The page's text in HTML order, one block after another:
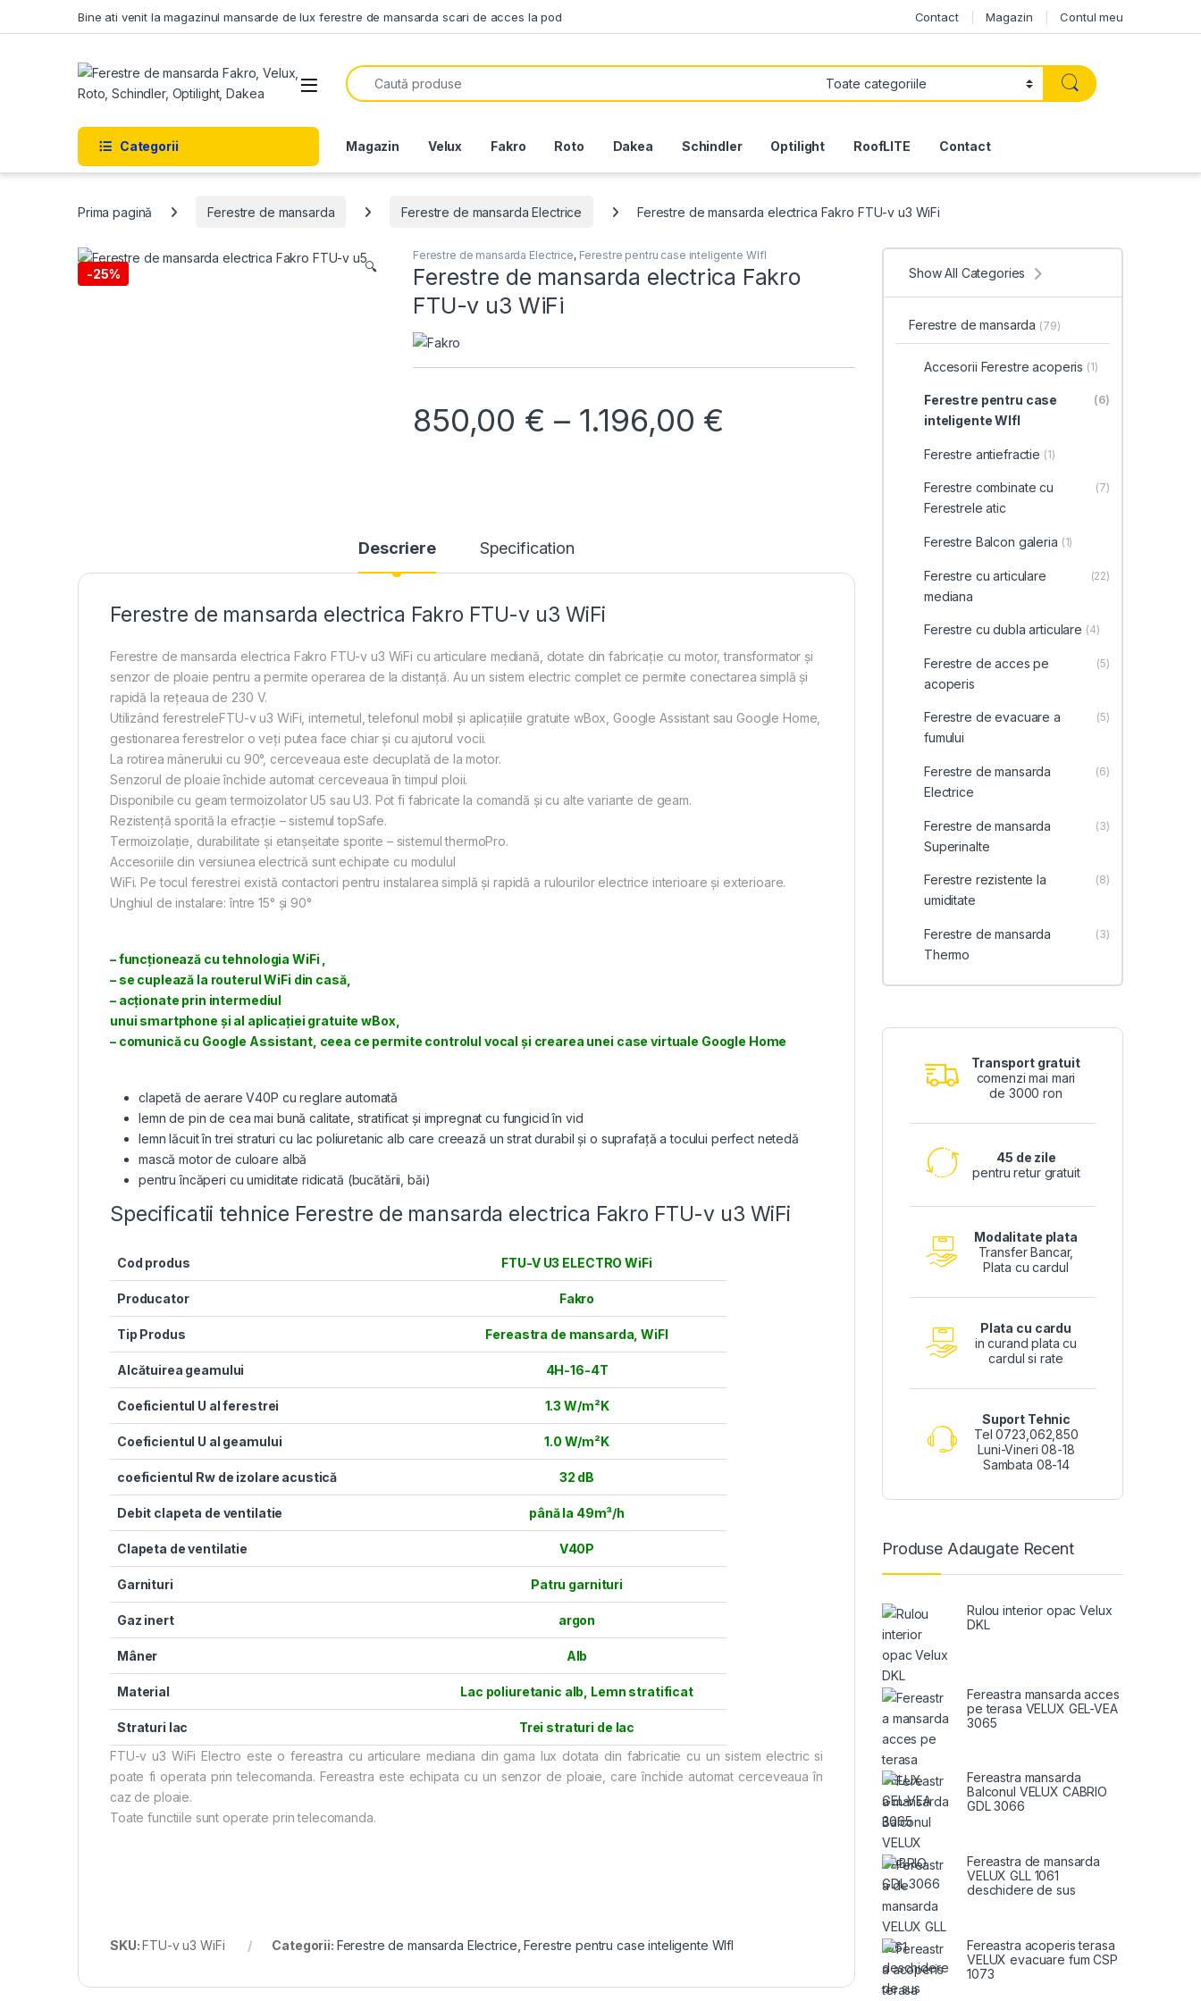
Bine ati venit la magazinul mansarde de lux ferestre de mansarda scari de acces la pod Contact Magazin Contul meu
Open
Search for:
Categorii Magazin Velux Fakro Roto Dakea Schindler Optilight RoofLITE Contact
Prima pagină Ferestre de mansarda Ferestre de mansarda Electrice Ferestre de mansarda electrica Fakro FTU-v u3 WiFi
-25% 🔍
Ferestre de mansarda Electrice, Ferestre pentru case inteligente WIfI
Ferestre de mansarda electrica Fakro
FTU-v u3 WiFi
850,00 € – 1.196,00 € Interval de prețuri: 850,00 €
Descriere Specification
Ferestre de mansarda electrica Fakro FTU-v u3 WiFi
Ferestre de mansarda electrica Fakro FTU-v u3 WiFi cu articulare mediană, dotate din fabricaţie cu motor, transformator şi
senzor de ploaie pentru a permite operarea de la distanţă. Au un sistem electric complet ce permite conectarea simplă şi
rapidă la reţeaua de 230 V.
Utilizând ferestreleFTU-v u3 WiFi, internetul, telefonul mobil și aplicațiile gratuite wBox, Google Assistant sau Google Home,
gestionarea ferestrelor o veți putea face chiar și cu ajutorul vocii.
La rotirea mânerului cu 90°, cerceveaua este decuplată de la motor.
Senzorul de ploaie închide automat cerceveaua în timpul ploii.
Disponibile cu geam termoizolator U5 sau U3. Pot fi fabricate la comandă şi cu alte variante de geam.
Rezistenţă sporită la efracţie – sistemul topSafe.
Termoizolaţie, durabilitate și etanșeitate sporite – sistemul thermoPro.
Accesoriile din versiunea electrică sunt echipate cu modulul
WiFi. Pe tocul ferestrei există contactori pentru instalarea simplă şi rapidă a rulourilor electrice interioare şi exterioare.
Unghiul de instalare: între 15° şi 90°
– funcţionează cu tehnologia WiFi ,
– se cuplează la routerul WiFi din casă,
– acţionate prin intermediul
unui smartphone și al aplicaţiei gratuite wBox,
– comunică cu Google Assistant, ceea ce permite controlul vocal și crearea unei case virtuale Google Home
clapetă de aerare V40P cu reglare automată
lemn de pin de cea mai bună calitate, stratificat și impregnat cu fungicid în vid
lemn lăcuit în trei straturi cu lac poliuretanic alb care creează un strat durabil și o suprafață a tocului perfect netedă
mască motor de culoare albă
pentru încăperi cu umiditate ridicată (bucătării, băi)
Specificatii tehnice Ferestre de mansarda electrica Fakro FTU-v u3 WiFi
Cod produs FTU-V U3 ELECTRO WiFi
Producator Fakro
Tip Produs Fereastra de mansarda ,WiFI
Alcătuirea geamului 4H-16-4T
Coeficientul U al ferestrei 1.3 W/m²K
Coeficientul U al geamului 1.0 W/m²K
coeficientul Rw de izolare acustică 32 dB
Debit clapeta de ventilatie până la 49m³/h
Clapeta de ventilatie V40P
Garnituri Patru garnituri
Gaz inert argon
Mâner Alb
Material Lac poliuretanic alb Lemn stratificat
Straturi lac
Trei straturi de lac
FTU-v u3 WiFi Electro este o fereastra cu articulare mediana din gama lux dotata din fabricatie cu un sistem electric si
poate fi operata prin telecomanda. Fereastra este echipata cu un senzor de ploaie, care închide automat cerceveaua în
caz de ploaie.
Toate functiile sunt operate prin telecomanda.
SKU:FTU-v u3 WiFi Categorii: Ferestre de mansarda Electrice ,Ferestre pentru case inteligente WIfI
Show All Categories
Ferestre de mansarda (79)
Accesorii Ferestre acoperis (1)
Ferestre pentru case
inteligente WIfI
(6)
Ferestre antiefractie (1)
Ferestre combinate cu
Ferestrele atic
(7)
Ferestre Balcon galeria (1)
Ferestre cu articulare
mediana
(22)
Ferestre cu dubla articulare (4)
Ferestre de acces pe
acoperis
(5)
Ferestre de evacuare a
fumului
(5)
Ferestre de mansarda
Electrice
(6)
Ferestre de mansarda
Superinalte
(3)
Ferestre rezistente la
umiditate
(8)
Ferestre de mansarda
Thermo
(3)
Transport gratuit
comenzi mai mari
de 3000 ron
45 de zile
pentru retur gratuit
Modalitate plata
Transfer Bancar,
Plata cu cardul
Plata cu cardu
in curand plata cu
cardul si rate
Suport Tehnic
Tel 0723,062,850
Luni-Vineri 08-18
Sambata 08-14
Produse Adaugate Recent
Rulou interior opac Velux
DKL
Fereastra mansarda acces
pe terasa VELUX GEL-VEA
3065
Fereastra mansarda
Balconul VELUX CABRIO
GDL 3066
Fereastra de mansarda
VELUX GLL 1061
deschidere de sus
Fereastra acoperis terasa
VELUX evacuare fum CSP
1073